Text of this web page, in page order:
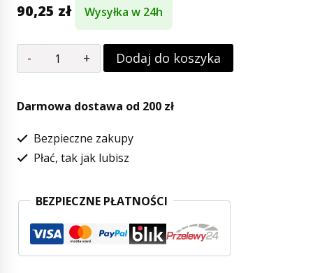
90,25 zł Wysyłka w 24h
ilość
Kid's
Concept
Tunel
do
kropki,
różowy
Dodaj do koszyka
Darmowa dostawa od 200 zł
Bezpieczne zakupy
Płać, tak jak lubisz
BEZPIECZNE PŁATNOŚCI